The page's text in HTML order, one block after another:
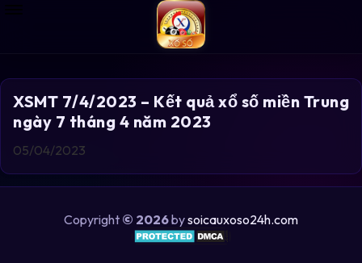
XSMT 7/4/2023 – Kết quả xổ số miền Trung
ngày 7 tháng 4 năm 2023
05/04/2023
Copyright © 2026bysoicauxoso24h.com